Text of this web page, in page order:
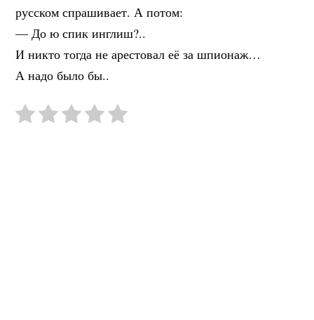
русском спрашивает. А потом:
— До ю спик инглиш?..
И никто тогда не арестовал её за шпионаж…
А надо было бы..